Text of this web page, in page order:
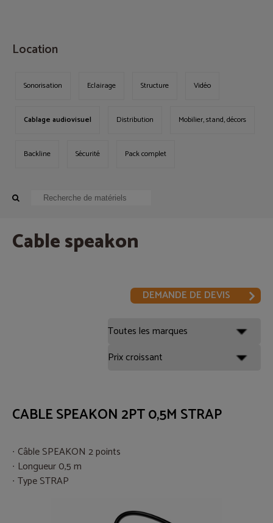
Location
Sonorisation Eclairage Structure Vidéo
Cablage audiovisuel Distribution Mobilier, stand, décors
Backline Sécurité Pack complet
Cable speakon
DEMANDE DE DEVIS
CABLE SPEAKON 2PT 0,5M STRAP
Câble SPEAKON 2 points
Longueur 0,5 m
Type STRAP